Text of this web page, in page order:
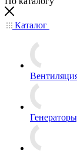
Каталог